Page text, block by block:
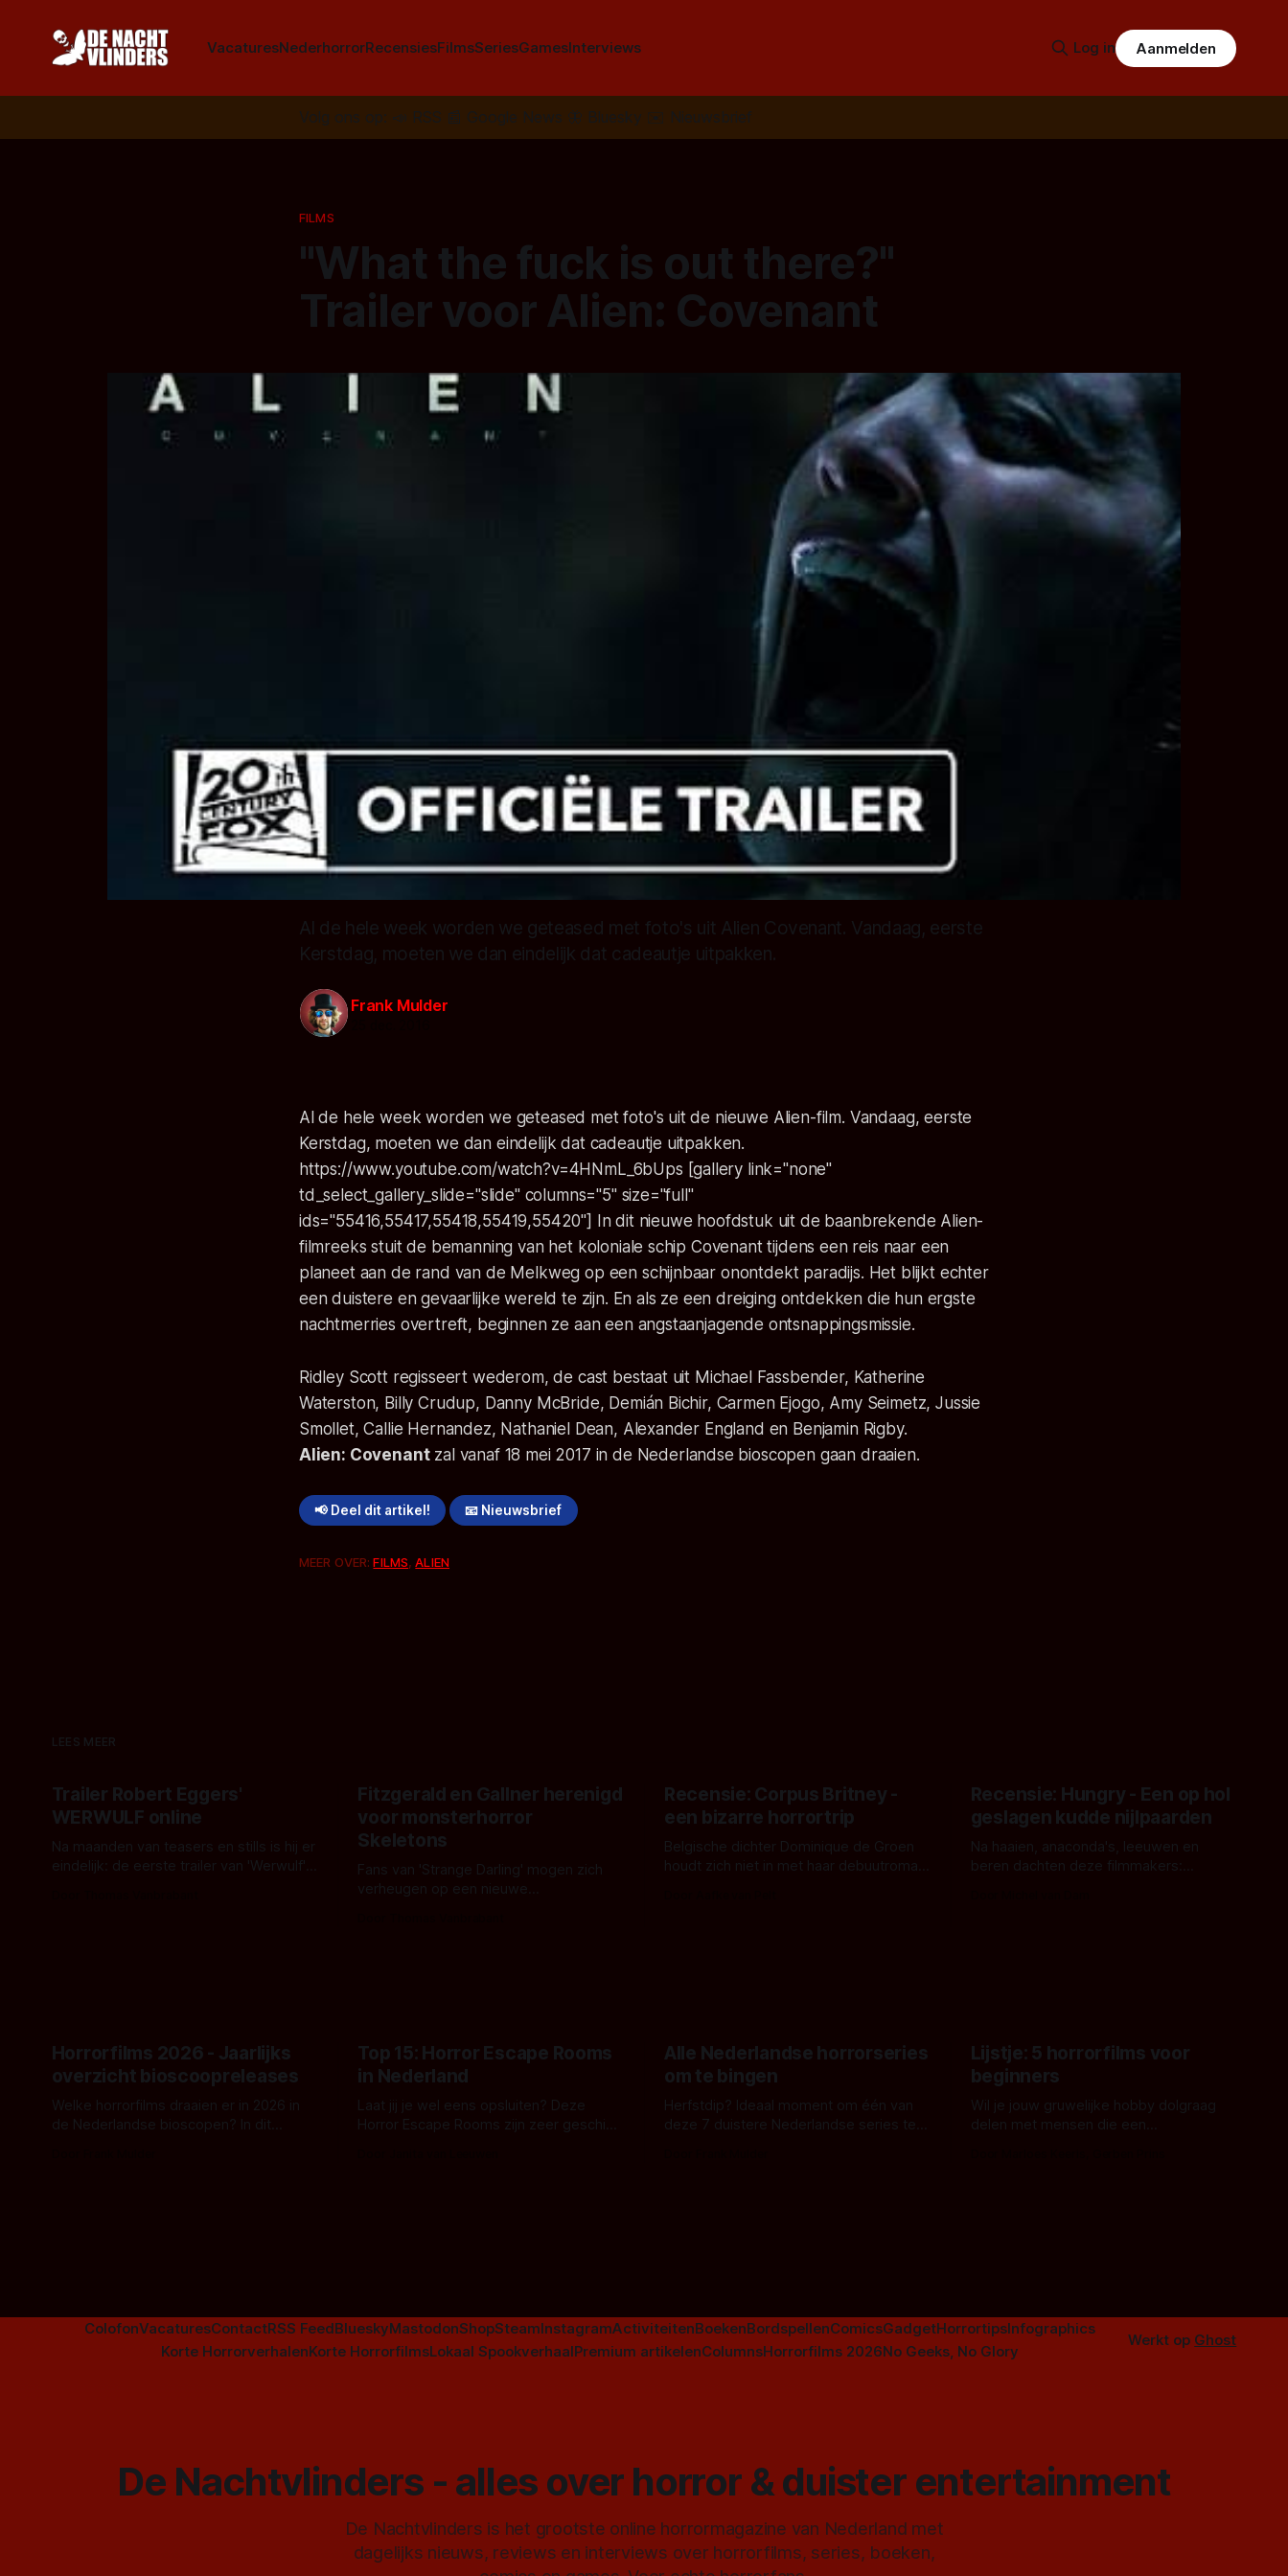
VacaturesNederhorrorRecensiesFilmsSeriesGamesInterviews Log in Aanmelden
Volg ons op: 📣 RSS 📰 Google News 🦋 Bluesky ✉️ Nieuwsbrief
FILMS
"What the fuck is out there?"
Trailer voor Alien: Covenant
Al de hele week worden we geteased met foto's uit Alien Covenant. Vandaag, eerste
Kerstdag, moeten we dan eindelijk dat cadeautje uitpakken.
Frank Mulder
Al de hele week worden we geteased met foto's uit de nieuwe Alien-film. Vandaag, eerste
Kerstdag, moeten we dan eindelijk dat cadeautje uitpakken.
https://www.youtube.com/watch?v=4HNmL_6bUps [gallery link="none"
td_select_gallery_slide="slide" columns="5" size="full"
ids="55416,55417,55418,55419,55420"]
In dit nieuwe hoofdstuk uit de baanbrekende Alien-
filmreeks stuit de bemanning van het koloniale schip Covenant tijdens een reis naar een
planeet aan de rand van de Melkweg op een schijnbaar onontdekt paradijs. Het blijkt echter
een duistere en gevaarlijke wereld te zijn. En als ze een dreiging ontdekken die hun ergste
nachtmerries overtreft, beginnen ze aan een angstaanjagende ontsnappingsmissie.
Ridley Scott regisseert wederom, de cast bestaat uit Michael Fassbender, Katherine
Waterston, Billy Crudup, Danny McBride, Demián Bichir, Carmen Ejogo, Amy Seimetz, Jussie
Smollet, Callie Hernandez, Nathaniel Dean, Alexander England en Benjamin Rigby.
Alien: Covenantzal vanaf 18 mei 2017 in de Nederlandse bioscopen gaan draaien.
📢 Deel dit artikel! 📧 Nieuwsbrief
MEER OVER:FILMS,ALIEN
LEES MEER
Trailer Robert Eggers'
WERWULF online
Na maanden van teasers en stills is hij er
eindelijk: de eerste trailer van 'Werwulf'.
Fitzgerald en Gallner herenigd
voor monsterhorror
Skeletons
Fans van 'Strange Darling' mogen zich
verheugen op een nieuwe
Recensie: Corpus Britney -
een bizarre horrortrip
Belgische dichter Dominique de Groen
houdt zich niet in met haar debuutroman.
Recensie: Hungry - Een op hol
geslagen kudde nijlpaarden
Na haaien, anaconda's, leeuwen en
beren dachten deze filmmakers:
Horrorfilms 2026 - Jaarlijks
overzicht bioscoopreleases
Welke horrorfilms draaien er in 2026 in
de Nederlandse bioscopen? In dit
Top 15: Horror Escape Rooms
in Nederland
Laat jij je wel eens opsluiten? Deze
Horror Escape Rooms zijn zeer geschikt
Alle Nederlandse horrorseries
om te bingen
Herfstdip? Ideaal moment om één van
deze 7 duistere Nederlandse series te
Lijstje: 5 horrorfilms voor
beginners
Wil je jouw gruwelijke hobby dolgraag
delen met mensen die een
ColofonVacaturesContactRSS FeedBlueskyMastodonShopSteamInstagramActiviteitenBoekenBordspellenComicsGadgetHorrortipsInfographics
Korte HorrorverhalenKorte HorrorfilmsLokaal SpookverhaalPremium artikelenColumnsHorrorfilms 2026No Geeks, No Glory
Werkt op Ghost
De Nachtvlinders - alles over horror & duister entertainment
De Nachtvlinders is het grootste online horrormagazine van Nederland met
dagelijks nieuws, reviews en interviews over horrorfilms, series, boeken,